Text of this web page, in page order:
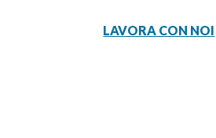
LAVORA CON NOI